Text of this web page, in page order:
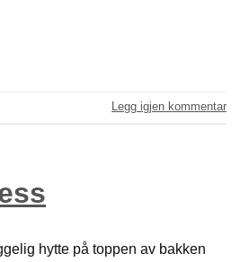
Legg igjen kommentar
hytte på toppen av bakken